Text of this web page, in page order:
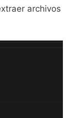
archivos